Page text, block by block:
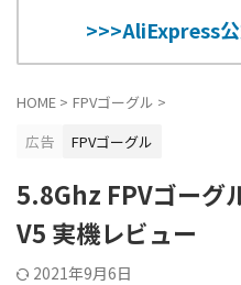
>>>AliExpress
HOME > FPVゴーグル >
広告
FPVゴーグル
5.8Ghz FPVゴー
V5 実機レビュー
2021年9月6日